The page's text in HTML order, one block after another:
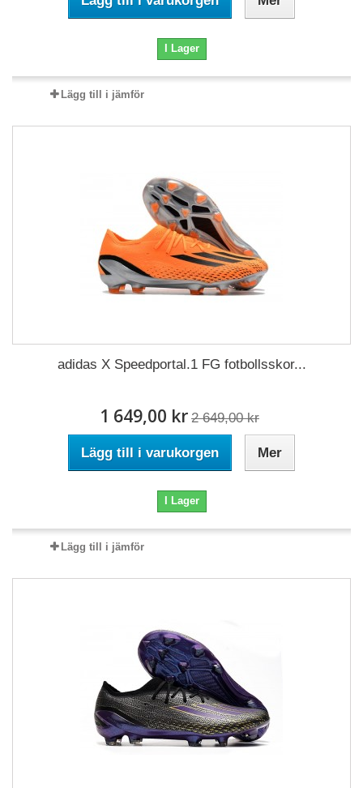
I Lager
Lägg till i jämför
adidas X Speedportal.1 FG fotbollsskor...
1 649,00 kr 2 649,00 kr
Lägg till i varukorgen Mer
I Lager
Lägg till i jämför